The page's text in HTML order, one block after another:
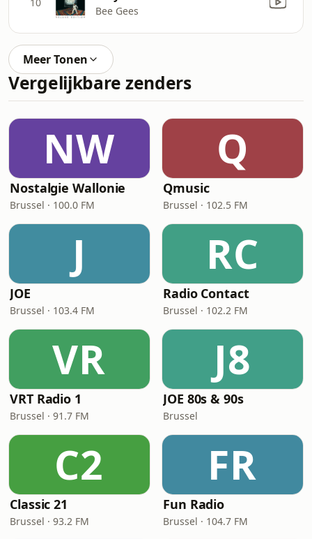
Bee Gees
Meer Tonen
Vergelijkbare zenders
NW
Nostalgie Wallonie
Brussel · 100.0 FM
Q
Qmusic
Brussel · 102.5 FM
J
JOE
Brussel · 103.4 FM
RC
Radio Contact
Brussel · 102.2 FM
VR
VRT Radio 1
Brussel · 91.7 FM
J8
JOE 80s & 90s
Brussel
C2
Classic 21
Brussel · 93.2 FM
FR
Fun Radio
Brussel · 104.7 FM